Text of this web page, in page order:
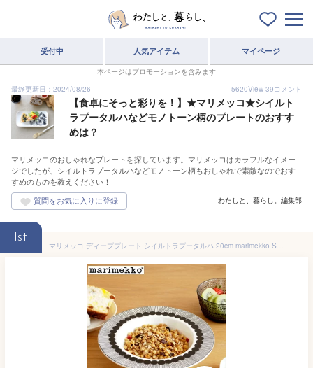
受付中 人気アイテム マイページ
本ページはプロモーションを含みます
最終更新日：2024/08/26
5620View 39コメント
【食卓にそっと彩りを！】★マリメッコ★シイルト
ラプータルハなどモノトーン柄のプレートのおすす
めは？
マリメッコのおしゃれなプレートを探しています。マリメッコはカラフルなイメー
ジでしたが、シイルトラプータルハなどモノトーン柄もおしゃれで素敵なのでおす
すめのものを教えください！
わたしと、暮らし。編集部
1st
マリメッコ ディーププレート シイルトラプータルハ 20cm marimekko SIIRTOLAPUUTARHA パスタプレート シリアルボウル スープ皿 深皿 北欧 食器